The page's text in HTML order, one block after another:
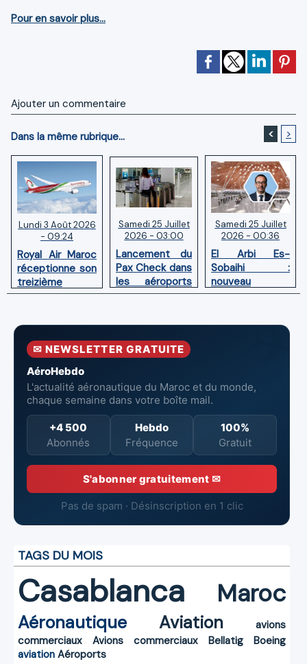
Pour en savoir plus...
Ajouter un commentaire
Dans la même rubrique... < >
Lundi 3 Août 2026
- 09:24
Royal Air Maroc
réceptionne son
treizième
Boeing 787
Samedi 25 Juillet
2026 - 03:00
Lancement du
Pax Check dans
les aéroports
du Maroc
Samedi 25 Juillet
2026 - 00:36
El Arbi Es-
Sobaihi :
nouveau
directeur à la
l’Aéroport
Mohammed V
✉ NEWSLETTER GRATUITE
AéroHebdo
L'actualité aéronautique du Maroc et du monde,
chaque semaine dans votre boîte mail.
+4 500
Abonnés
Hebdo
Fréquence
100%
Gratuit
S'abonner gratuitement ✉
Pas de spam · Désinscription en 1 clic
TAGS DU MOIS
Casablanca Maroc
Aéronautique Aviation
avions
commerciaux
Avions commerciaux Bellatig
Boeing
aviation Aéroports